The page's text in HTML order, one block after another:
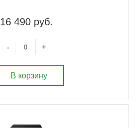
16 490 руб.
- +
В корзину